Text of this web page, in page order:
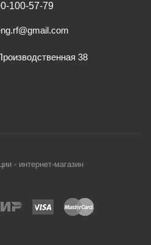
100-57-79
38
- интернет-магазин